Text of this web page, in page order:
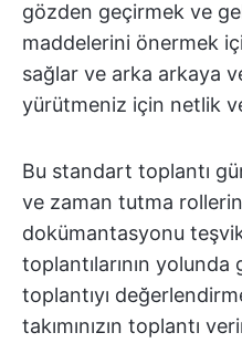
gözden geçirmek ve
maddelerini önermek
sağlar ve arka arkaya
yürütmeniz için netlik
Bu standart toplantı
ve zaman tutma
dokümantasyonu
toplantılarının
toplantıyı
takımınızın toplantı